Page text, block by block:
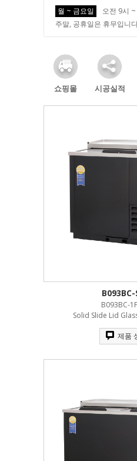
월 ~ 금요일
오전 9시
주말, 공휴일은 휴무입니
쇼핑몰 시공실적
B093BC-
B093BC-
Solid Slide Lid
제품